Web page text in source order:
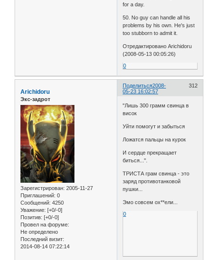
for a day.
50. No guy can handle all his
problems by his own. He's just
too stubborn to admit it.
Отредактировано Arichidoru
(2008-05-13 00:05:26)
0
Поделиться 312
2008-
05-23 16:02:57
Arichidoru
Экс-задрот
Зарегистрирован: 2005-11-27
Приглашений: 0
Сообщений: 4250
Уважение: [+0/-0]
Позитив: [+0/-0]
Провел на форуме:
Не определено
Последний визит:
2014-08-14 07:22:14
"Лишь 300 грамм свинца в
висок
Уйти помогут и забыться
Ложатся пальцы на курок
И сердце прекращает
биться...".
ТРИСТА грам свинца - это
заряд противотанковой
пушки...
Эмо совсем ох**ели...
0